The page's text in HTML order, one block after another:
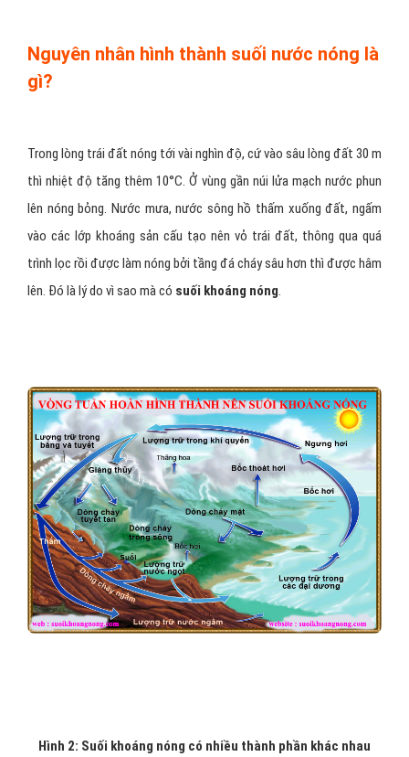
Nguyên nhân hình thành suối nước nóng là
gì?
Trong lòng trái đất nóng tới vài nghìn độ, cứ vào sâu lòng đất 30 m
thì nhiệt độ tăng thêm 10°C. Ở vùng gần núi lửa mạch nước phun
lên nóng bỏng. Nước mưa, nước sông hồ thấm xuống đất, ngấm
vào các lớp khoáng sản cấu tạo nên vỏ trái đất, thông qua quá
trình lọc rồi được làm nóng bởi tầng đá cháy sâu hơn thì được hâm
lên. Đó là lý do vì sao mà có suối khoáng nóng.
Hình 2: Suối khoáng nóng có nhiều thành phần khác nhau